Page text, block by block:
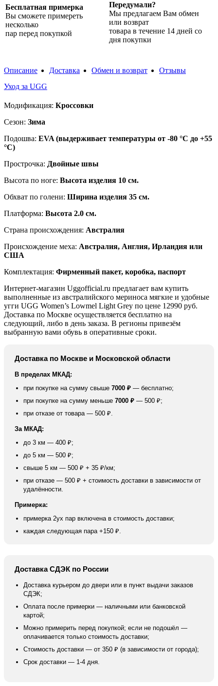
Бесплатная примерка
Вы сможете примереть
несколько
пар перед покупкой
Передумали?
Мы предлагаем Вам обмен
или возврат
товара в течение 14 дней со
дня покупки
Описание Доставка Обмен и возврат
Отзывы
Уход за UGG
Модификация: Кроссовки
Сезон: Зима
Подошва: EVA (выдерживает температуры от -80 °C до +55
°C)
Прострочка: Двойные швы
Высота по ноге: Высота изделия 10 см.
Обхват по голени: Ширина изделия 35 см.
Платформа: Высота 2.0 см.
Страна происхождения: Австралия
Происхождение меха: Австралия, Англия, Ирландия или
США
Комплектация: Фирменный пакет, коробка, паспорт
Интернет-магазин Uggofficial.ru предлагает вам купить
выполненные из австралийского мериноса мягкие и удобные
угги UGG Women’s Lowmel Light Grey по цене 12990 руб.
Доставка по Москве осуществляется бесплатно на
следующий, либо в день заказа. В регионы привезём
выбранную вами обувь в оперативные сроки.
Доставка по Москве и Московской области
В пределах МКАД:
при покупке на сумму свыше 7000 ₽ — бесплатно;
при покупке на сумму меньше 7000 ₽ — 500 ₽;
при отказе от товара — 500 ₽.
За МКАД:
до 3 км — 400 ₽;
до 5 км — 500 ₽;
свыше 5 км — 500 ₽ + 35 ₽/км;
при отказе — 500 ₽ + стоимость доставки в зависимости от
удалённости.
Примерка:
примерка 2ух пар включена в стоимость доставки;
каждая следующая пара +150 ₽.
Доставка СДЭК по России
Доставка курьером до двери или в пункт выдачи заказов
СДЭК;
Оплата после примерки — наличными или банковской
картой;
Можно примерить перед покупкой; если не подошёл —
оплачивается только стоимость доставки;
Стоимость доставки — от 350 ₽ (в зависимости от города);
Срок доставки — 1-4 дня.